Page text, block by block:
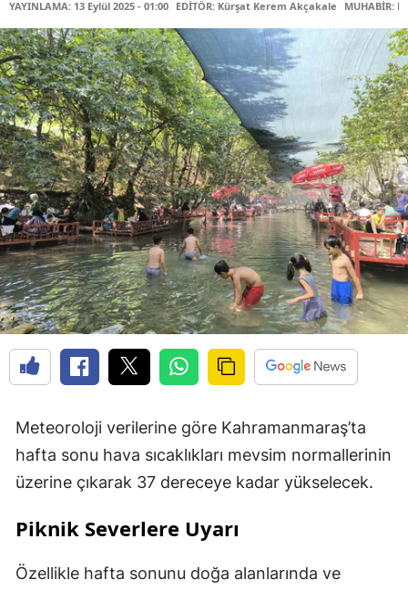
YAYINLAMA: 13 Eylül 2025 - 01:00 EDİTÖR: Kürşat Kerem Akçakale MUHABİR:
Meteoroloji verilerine göre Kahramanmaraş’ta
hafta sonu hava sıcaklıkları mevsim normallerinin
üzerine çıkarak 37 dereceye kadar yükselecek.
Piknik Severlere Uyarı
Özellikle hafta sonunu doğa alanlarında ve